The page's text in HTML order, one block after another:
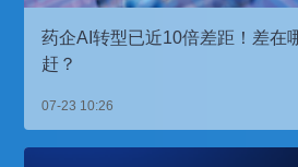
药企AI转型已近10倍差距！差在
赶？
07-23 10:26